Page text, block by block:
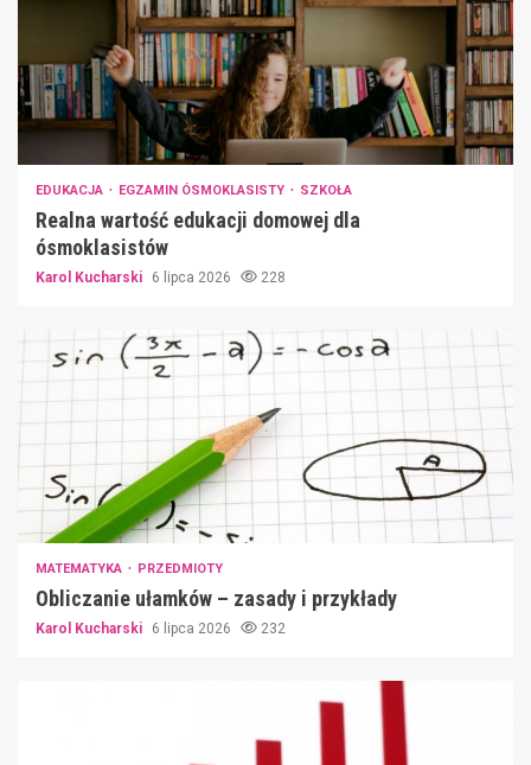
EDUKACJA EGZAMIN ÓSMOKLASISTY SZKOŁA
Realna wartość edukacji domowej dla
ósmoklasistów
Karol Kucharski 6 lipca 2026 228
MATEMATYKA PRZEDMIOTY
Obliczanie ułamków – zasady i przykłady
Karol Kucharski 6 lipca 2026 232